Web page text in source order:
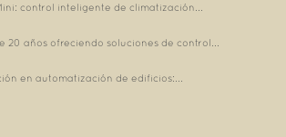
control inteligente de climatización...
20 años ofreciendo soluciones de control...
en automatización de edificios:...